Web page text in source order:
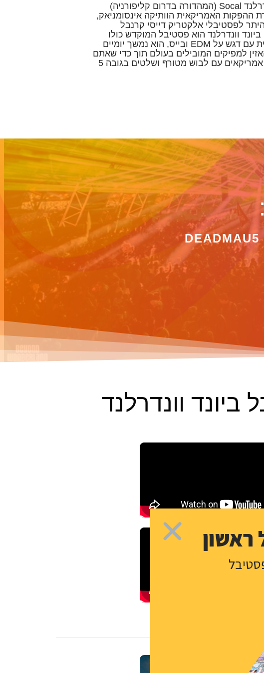
פסטיבל ביונד וונדרלנד Socal (המהדורה בדרום קליפורניה)
ההפקות האמריקאית הוותיקה אינסומניאק,
לפסטיבלי אלקטריק דייסי קרנבל
וונדרלנד הוא פסטיבל המוקדש כולו
למוזיקה אלקטרונית עם דגש על EDM ובייס, הוא נמשך יומיים
למפיקים המובילים בעולם תוך כדי שאתם
מוקפים ברייברים אמריקאים עם לבוש מטורף ושלטים בגובה 5
DEADMAU5
וונדרלנד